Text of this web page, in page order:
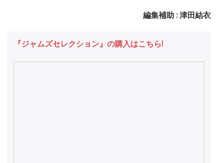
編集補助 : 津田結衣
『ジャムズセレクション』の購入はこちら!